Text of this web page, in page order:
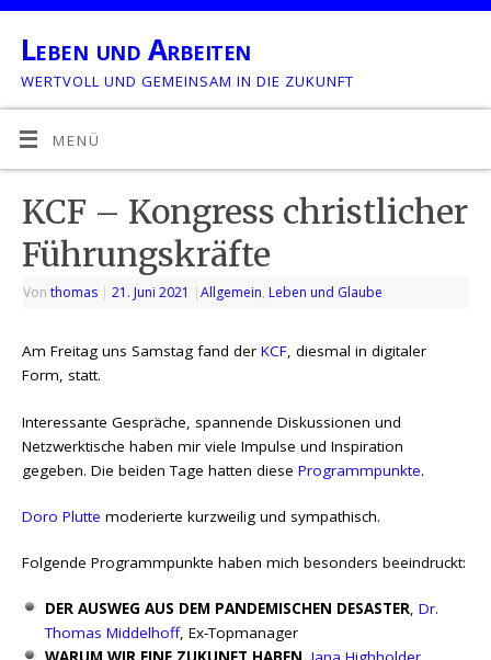
Leben und Arbeiten
WERTVOLL UND GEMEINSAM IN DIE ZUKUNFT
MENÜ
KCF – Kongress christlicher
Führungskräfte
Vonthomas | 21. Juni 2021 |Allgemein,Leben und Glaube
Am Freitag uns Samstag fand derKCF, diesmal in digitaler
Form, statt.
Interessante Gespräche, spannende Diskussionen und
Netzwerktische haben mir viele Impulse und Inspiration
gegeben. Die beiden Tage hatten dieseProgrammpunkte.
Doro Plutte moderierte kurzweilig und sympathisch.
Folgende Programmpunkte haben mich besonders beeindruckt:
DER AUSWEG AUS DEM PANDEMISCHEN DESASTER, Dr.
Thomas Middelhoff, Ex-Topmanager